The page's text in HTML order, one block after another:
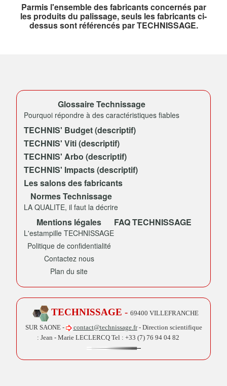
Parmis l'ensemble des fabricants concernés par
les produits du palissage, seuls les fabricants ci-
dessus sont référencés par TECHNISSAGE.
Glossaire Technissage
Pourquoi répondre à des caractéristiques fiables
TECHNIS' Budget (descriptif)
TECHNIS' Viti (descriptif)
TECHNIS' Arbo (descriptif)
TECHNIS' Impacts (descriptif)
Les salons des fabricants
Normes Technissage
LA QUALITE, il faut la décrire
Mentions légales
L'estampille TECHNISSAGE
Politique de confidentialité
Contactez nous
Plan du site
FAQ TECHNISSAGE
TECHNISSAGE - 69400 VILLEFRANCHE
SUR SAONE -
contact@technissage.fr- Direction scientifique
: Jean - Marie LECLERCQ Tel : +33 (7) 76 94 04 82